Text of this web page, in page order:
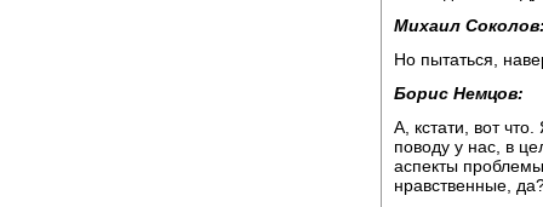
Михаил
Но пытаться,
Борис Немцов:
А, кстати, вот
поводу у нас, в
аспекты
нравственные,